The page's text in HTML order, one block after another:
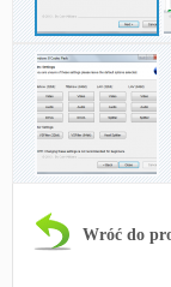
Wróć do